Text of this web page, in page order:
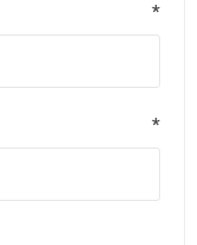
*
*